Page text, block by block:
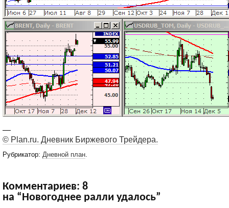
—
© Plan.ru. Дневник Биржевого Трейдера.
Рубрикатор: Дневной план.
Комментариев: 8
на “Новогоднее ралли удалось”